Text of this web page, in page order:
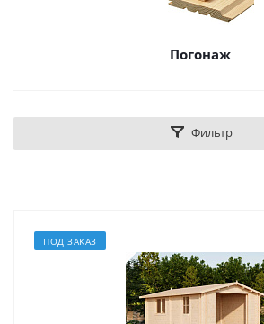
Погонаж
Фильтр
ПОД ЗАКАЗ